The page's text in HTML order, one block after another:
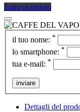
Estro ricordato
il tuo nome: *
lo smartphone: *
tua e-mail: *
inviare
Dettagli del